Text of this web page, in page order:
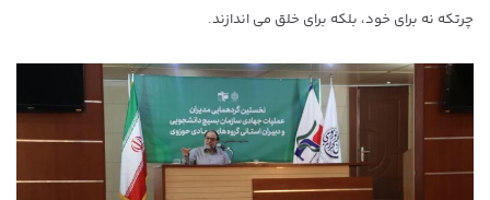
چرتکه نه برای خود، بلکه برای خلق می اندازند.